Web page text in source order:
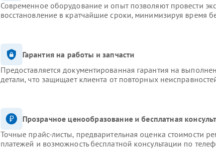
Современное оборудование и опыт позволяют провести
восстановление в кратчайшие сроки, минимизируя время
Гарантия на работы и запчасти
Предоставляется документированная гарантия на
детали, что защищает клиента от повторных
Прозрачное ценообразование и бесплатная
Точные прайс-листы, предварительная оценка стоимости
платежей и возможность бесплатной консультации по